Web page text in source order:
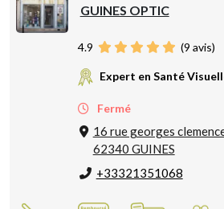
GUINES OPTIC
4.9 (9 avis)
Expert en Santé
Fermé
16 rue georges
62340 GUINES
+33321351068